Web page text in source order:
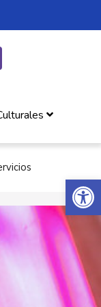
Abrir